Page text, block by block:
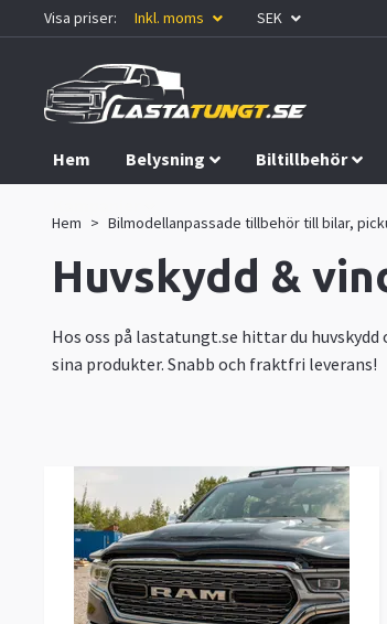
Visa priser: Inkl. moms SEK
Hem Belysning Biltillbehör
Hem Bilmodellanpassade tillbehör till bilar,
Huvskydd &
Hos oss på lastatungt.se hittar du huvskydd
sina produkter. Snabb och fraktfri leverans!